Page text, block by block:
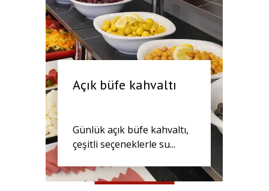
Açık büfe kahvaltı
Günlük açık büfe kahvaltı,
çeşitli seçeneklerle su...